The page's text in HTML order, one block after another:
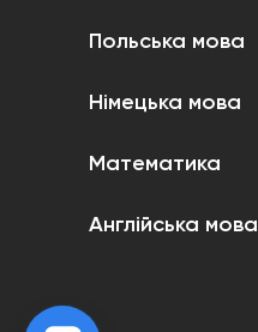
Польська мова
Німецька мова
Математика
Англійська мова